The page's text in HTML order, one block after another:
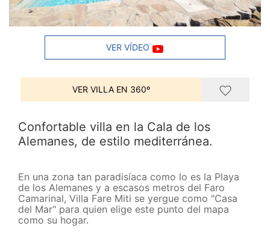
VER VÍDEO
VER VILLA EN 360º
Confortable villa en la Cala de los
Alemanes, de estilo mediterránea.
En una zona tan paradisíaca como lo es la Playa
de los Alemanes y a escasos metros del Faro
Camarinal, Villa Fare Miti se yergue como "Casa
del Mar" para quien elige este punto del mapa
como su hogar.